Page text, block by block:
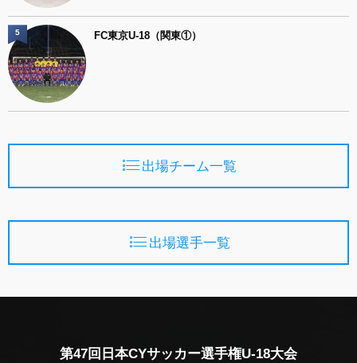
FC東京U-18（関東①）
5
出場チーム一覧
出場選手一覧
第47回日本CYサッカー選手権U-18大会